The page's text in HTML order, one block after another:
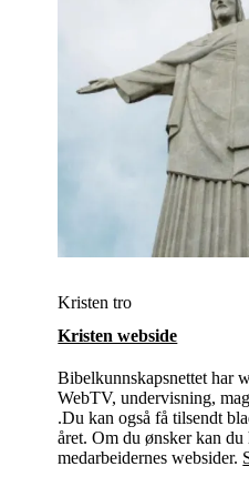
Kristen tro
Kristen webside
Bibelkunnskapsnettet har
WebTV, undervisning,
.Du kan også få tilsendt
året. Om du ønsker kan du
medarbeidernes websider.